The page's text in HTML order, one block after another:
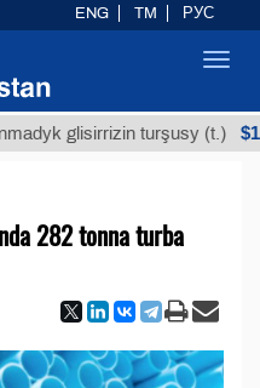
turşusy (t.) $12935,18
282 tonna turba
ENG TM РУС